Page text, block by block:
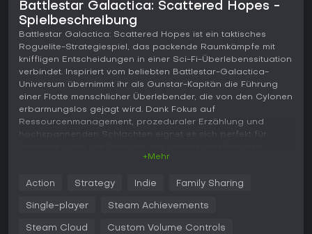
Battlestar Galactica: Scattered Hopes -
Spielbeschreibung
Battlestar Galactica: Scattered Hopes ist ein taktisches
Roguelite-Strategiespiel, das packende Raumkämpfe mit
kniffligen Entscheidungen in einer Sci-Fi-Überlebenssituation
verbindet. Inspiriert vom beliebten Battlestar-Galactica-
Universum übernimmt ihr als Gunstar-Kapitän die Führung
einer Flotte menschlicher Überlebender, die von den Cylonen
erbarmungslos gejagt wird. Dank Fokus auf
Ressourcenmanagement, prozeduraler Erzählung und
hochspannenden Schlachten eignet es sich perfekt für
Gameplay
In Battlestar Galactica: Scattered Hopes dreht sich alles
übermächtigen Cylonenflotte zu entkommen. Ihr erkundet
+Mehr
Action Strategy Indie Family Sharing
Single-player Steam Achievements
Steam Cloud Custom Volume Controls